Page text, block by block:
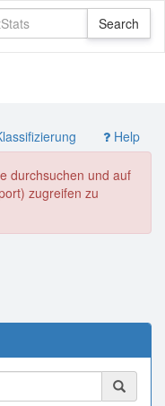
Help
durchsuchen und auf
zugreifen zu